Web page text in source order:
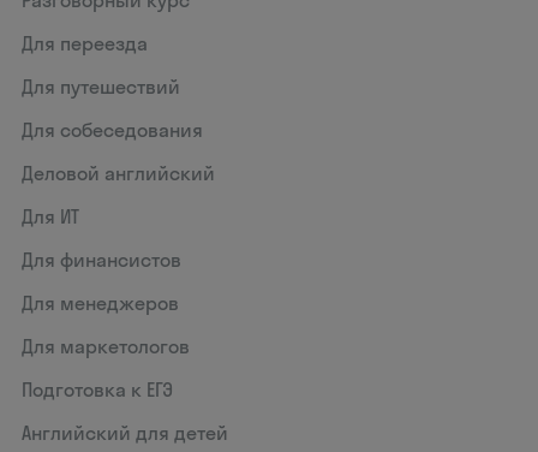
Для переезда
Для путешествий
Для собеседования
Деловой английский
Для ИТ
Для финансистов
Для менеджеров
Для маркетологов
Подготовка к ЕГЭ
Английский для детей